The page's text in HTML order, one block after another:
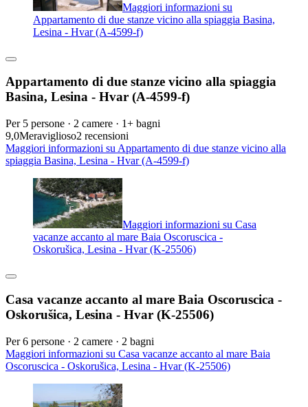
Maggiori informazioni su
Appartamento di due stanze vicino alla spiaggia Basina,
Lesina - Hvar (A-4599-f)
Appartamento di due stanze vicino alla spiaggia
Basina, Lesina - Hvar (A-4599-f)
Per 5 persone · 2 camere · 1+ bagni
9,0Meraviglioso2 recensioni
Maggiori informazioni su Appartamento di due stanze vicino alla
spiaggia Basina, Lesina - Hvar (A-4599-f)
Maggiori informazioni su Casa
vacanze accanto al mare Baia Oscoruscica -
Oskorušica, Lesina - Hvar (K-25506)
Casa vacanze accanto al mare Baia Oscoruscica -
Oskorušica, Lesina - Hvar (K-25506)
Per 6 persone · 2 camere · 2 bagni
Maggiori informazioni su Casa vacanze accanto al mare Baia
Oscoruscica - Oskorušica, Lesina - Hvar (K-25506)